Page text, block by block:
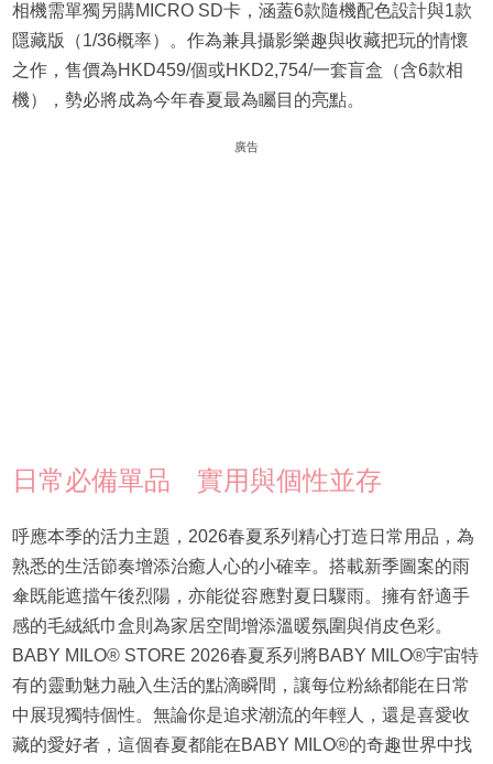
相機需單獨另購MICRO SD卡，涵蓋6款隨機配色設計與1款
隱藏版（1/36概率）。作為兼具攝影樂趣與收藏把玩的情懷
之作，售價為HKD459/個或HKD2,754/一套盲盒（含6款相
機），勢必將成為今年春夏最為矚目的亮點。
廣告
日常必備單品 實用與個性並存
呼應本季的活力主題，2026春夏系列精心打造日常用品，為
熟悉的生活節奏增添治癒人心的小確幸。搭載新季圖案的雨
傘既能遮擋午後烈陽，亦能從容應對夏日驟雨。擁有舒適手
感的毛絨紙巾盒則為家居空間增添溫暖氛圍與俏皮色彩。
BABY MILO® STORE 2026春夏系列將BABY MILO®宇宙特
有的靈動魅力融入生活的點滴瞬間，讓每位粉絲都能在日常
中展現獨特個性。無論你是追求潮流的年輕人，還是喜愛收
藏的愛好者，這個春夏都能在BABY MILO®的奇趣世界中找